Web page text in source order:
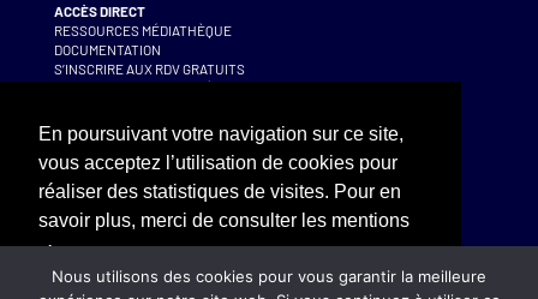
En poursuivant votre navigation sur ce site,
vous acceptez l’utilisation de cookies pour
réaliser des statistiques de visites. Pour en
savoir plus, merci de consulter les mentions
Mentions légales
ACCÈS DIRECT
RESSOURCES MÉDIATHÈQUE
DOCUMENTATION
S’INSCRIRE AUX RDV GRATUITS
S’INSCRIRE AUX ACTIVITÉS
CONTACT – BILLETTERIE
SUIVEZ-NOUS !
NEWSLETTER
Nous utilisons des cookies pour vous garantir la meilleure